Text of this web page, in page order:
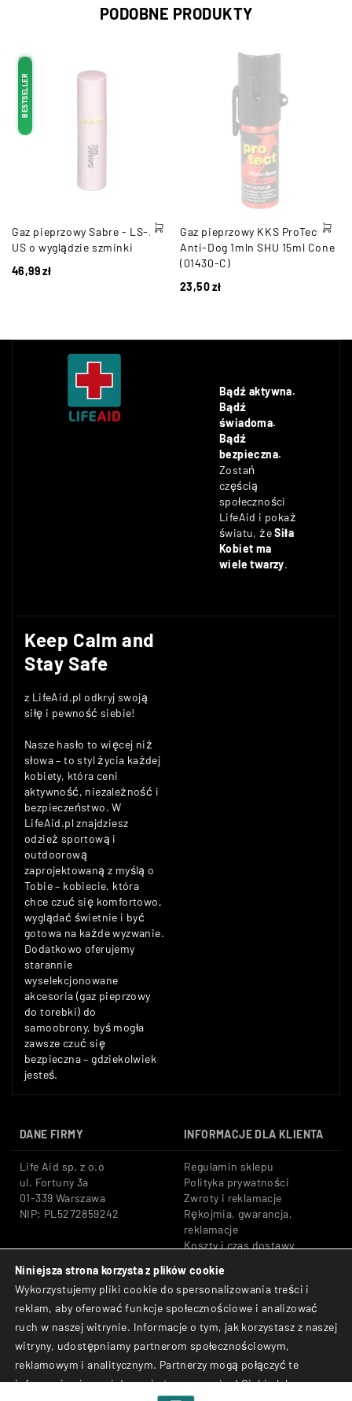
PODOBNE PRODUKTY
BESTSELLER
Gaz pieprzowy Sabre - LS-22-
US o wyglądzie szminki
46,99zł
Gaz pieprzowy KKS ProTect
Anti-Dog 1mln SHU 15ml Cone
(01430-C)
23,50zł
Bądź aktywna.
Bądź
świadoma.
Bądź
bezpieczna.
Zostań
częścią
społeczności
LifeAid i pokaż
światu, żeSiła
Kobiet ma
wiele twarzy.
Keep Calm and
Stay Safe
z LifeAid.pl odkryj swoją
siłę i pewność siebie!
Nasze hasło to więcej niż
słowa – to styl życia każdej
kobiety, która ceni
aktywność, niezależność i
bezpieczeństwo. W
LifeAid.pl znajdziesz
odzież sportową i
outdoorową
zaprojektowaną z myślą o
Tobie – kobiecie, która
chce czuć się komfortowo,
wyglądać świetnie i być
gotowa na każde wyzwanie.
Dodatkowo oferujemy
starannie
wyselekcjonowane
akcesoria (gaz pieprzowy
do torebki) do
samoobrony, byś mogła
zawsze czuć się
bezpieczna – gdziekolwiek
jesteś.
DANE FIRMY INFORMACJE DLA KLIENTA
Life Aid sp. z o.o
ul. Fortuny 3a
01-339 Warszawa
NIP: PL5272859242
Regulamin sklepu
Polityka prywatności
Zwroty i reklamacje
Rękojmia, gwarancja,
reklamacje
Koszty i czas dostawy
Tel: +48 533 666 776
E-mail: shop@lifeaid.pl
Bezpieczne płatności:
Przelewy24, BLIK, Karty
płatnicze
© Life Aid sp. z o.o. All
Rights Reserved.
Niniejsza strona korzysta z plików cookie
Wykorzystujemy pliki cookie do spersonalizowania treści i
reklam, aby oferować funkcje społecznościowe i analizować
ruch w naszej witrynie. Informacje o tym, jak korzystasz z naszej
witryny, udostępniamy partnerom społecznościowym,
reklamowym i analitycznym. Partnerzy mogą połączyć te
informacje z innymi danymi otrzymanymi od Ciebie lub